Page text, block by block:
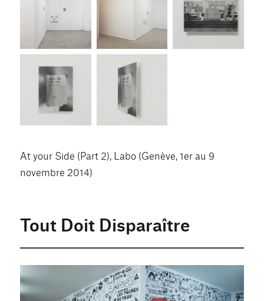
At your Side (Part 2), Labo (Genève, 1er au 9
novembre 2014)
Tout Doit Disparaître